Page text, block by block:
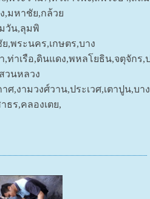
,มหาชัย,กล้วย
วัน,ลุมพิ
,พระนคร,เกษตร,บาง
,ท่าเรือ,ดินแดง,พหลโยธิน,จตุจักร,
วนหลวง
ศ,งามวงศ์วาน,ประเวศ,เตาปูน,
ธร,คลองเตย,